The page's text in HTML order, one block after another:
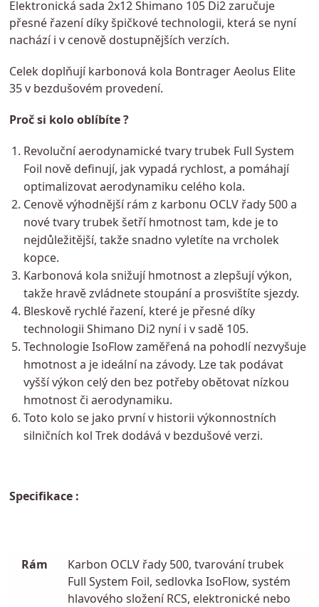
Elektronická sada 2x12 Shimano 105 Di2 zaručuje
přesné řazení díky špičkové technologii, která se nyní
nachází i v cenově dostupnějších verzích.
Celek doplňují karbonová kola Bontrager Aeolus Elite
35 v bezdušovém provedení.
Proč si kolo oblíbíte ?
Revoluční aerodynamické tvary trubek Full System
Foil nově definují, jak vypadá rychlost, a pomáhají
optimalizovat aerodynamiku celého kola.
Cenově výhodnější rám z karbonu OCLV řady 500 a
nové tvary trubek šetří hmotnost tam, kde je to
nejdůležitější, takže snadno vyletíte na vrcholek
kopce.
Karbonová kola snižují hmotnost a zlepšují výkon,
takže hravě zvládnete stoupání a prosvištíte sjezdy.
Bleskově rychlé řazení, které je přesné díky
technologii Shimano Di2 nyní i v sadě 105.
Technologie IsoFlow zaměřená na pohodlí nezvyšuje
hmotnost a je ideální na závody. Lze tak podávat
vyšší výkon celý den bez potřeby obětovat nízkou
hmotnost či aerodynamiku.
Toto kolo se jako první v historii výkonnostních
silničních kol Trek dodává v bezdušové verzi.
Specifikace :
Rám
Karbon OCLV řady 500, tvarování trubek
Full System Foil, sedlovka IsoFlow, systém
hlavového složení RCS, elektronické nebo